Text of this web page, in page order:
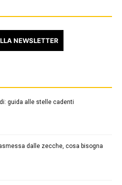
NEWSLETTER
guida alle stelle cadenti
dalle zecche, cosa bisogna